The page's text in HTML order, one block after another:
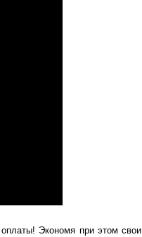
Экономя при этом свои